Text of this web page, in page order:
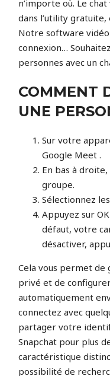
n’importe où. Le
dans l’utility
Notre software
connexion…
personnes avec un
COMMENT
UNE
Sur votre
Google Meet .
En bas à
groupe.
Sélectionnez
Appuyez sur
défaut, votre
désactiver,
Cela vous permet
privé et de
automatiquement
connectez avec
partager votre
Snapchat pour plus
caractéristique
possibilité de